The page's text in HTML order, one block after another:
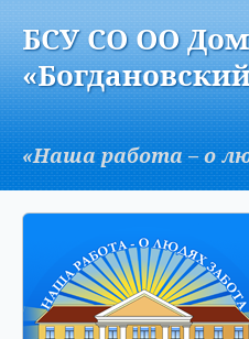
AБСУ СО ОО
«Наша работа – о